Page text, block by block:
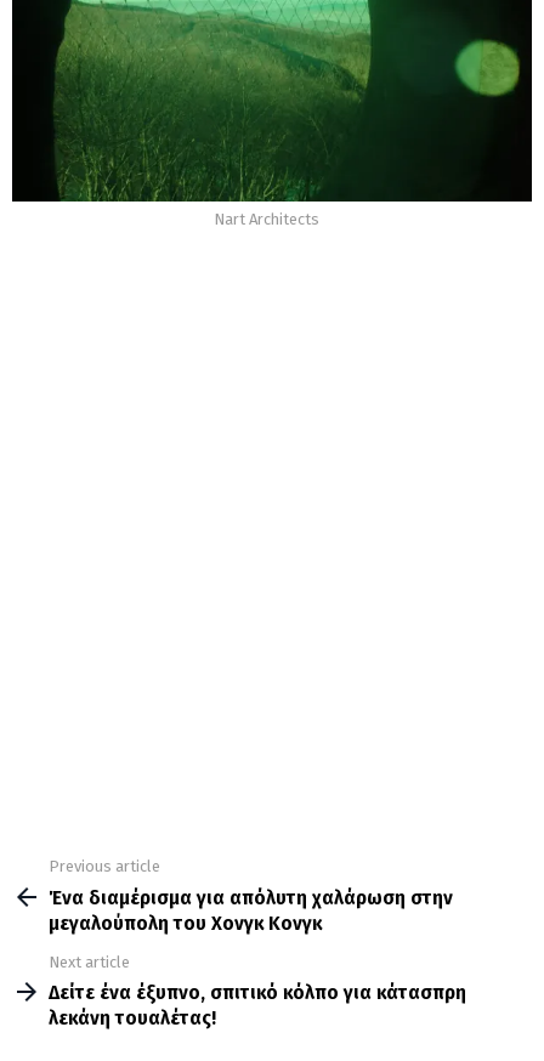
Nart Architects
more
Previous article
Ένα διαμέρισμα για απόλυτη χαλάρωση στην
μεγαλούπολη του Χονγκ Κονγκ
Next article
Δείτε ένα έξυπνο, σπιτικό κόλπο για κάτασπρη
λεκάνη τουαλέτας!